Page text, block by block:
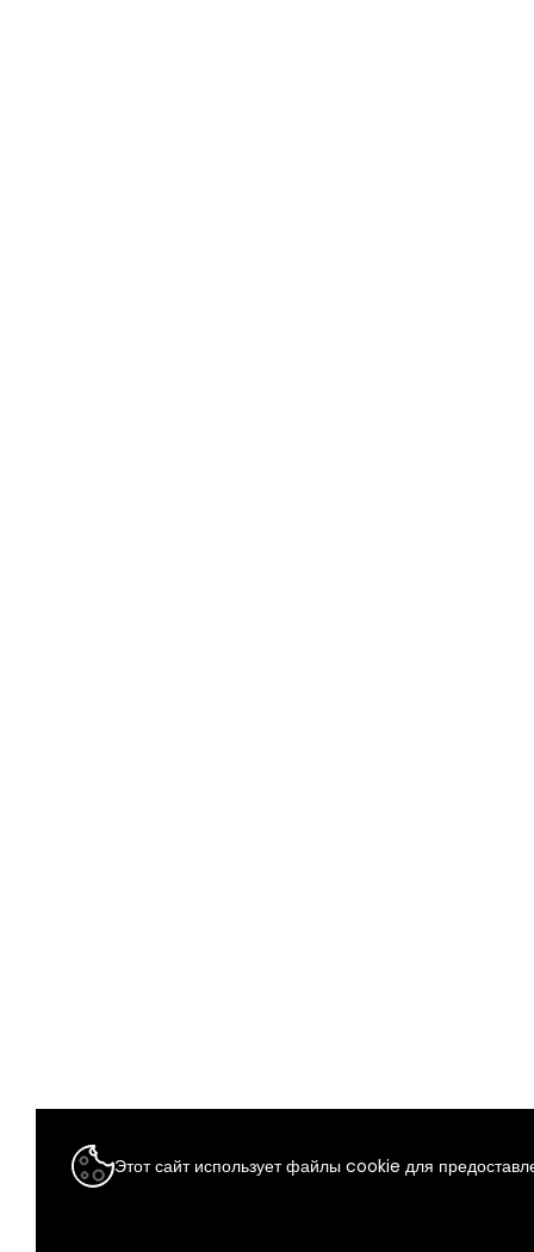
Этот сайт использует файлы cookie для